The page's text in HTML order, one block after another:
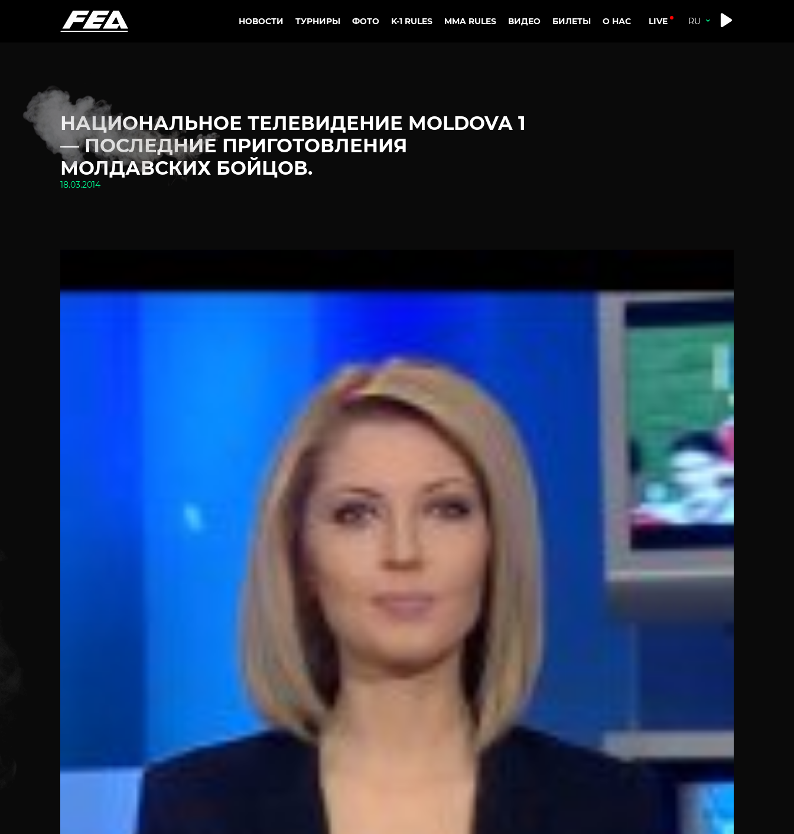
НОВОСТИ ТУРНИРЫ ФОТО K-1 RULES MMA RULES ВИДЕО БИЛЕТЫ О НАС LIVE
НАЦИОНАЛЬНОЕ ТЕЛЕВИДЕНИЕ MOLDOVA 1
— ПОСЛЕДНИЕ ПРИГОТОВЛЕНИЯ
МОЛДАВСКИХ БОЙЦОВ.
18.03.2014